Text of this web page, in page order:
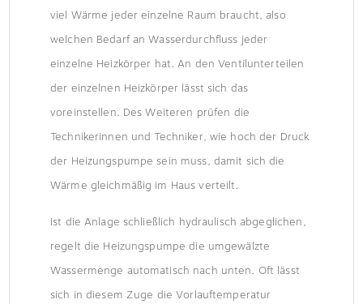
viel Wärme jeder einzelne Raum braucht, also
welchen Bedarf an Wasserdurchfluss jeder
einzelne Heizkörper hat. An den Ventilunterteilen
der einzelnen Heizkörper lässt sich das
voreinstellen. Des Weiteren prüfen die
Technikerinnen und Techniker, wie hoch der Druck
der Heizungspumpe sein muss, damit sich die
Wärme gleichmäßig im Haus verteilt.
Ist die Anlage schließlich hydraulisch abgeglichen,
regelt die Heizungspumpe die umgewälzte
Wassermenge automatisch nach unten. Oft lässt
sich in diesem Zuge die Vorlauftemperatur